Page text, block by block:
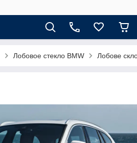
Лобовое стекло BMW Лобове